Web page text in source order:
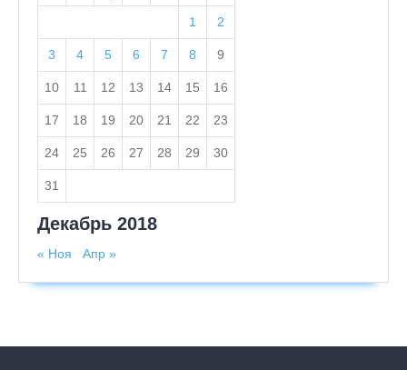
Декабрь 2018
1 2
3 4 5 6 7 8 9
10 11 12 13 14 15 16
17 18 19 20 21 22 23
24 25 26 27 28 29 30
31
« Ноя Апр »